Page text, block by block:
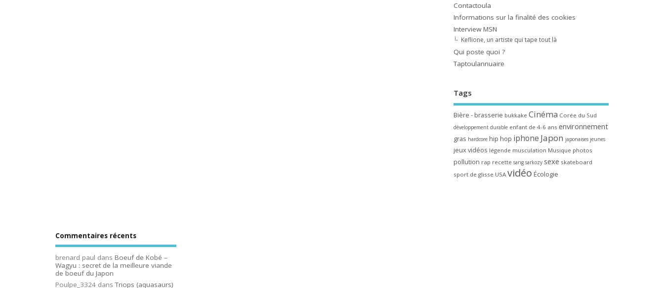
Contactoula
Informations sur la finalité des cookies
Interview MSN
Keflione, un artiste qui tape tout là
Qui poste quoi ?
Taptoulannuaire
Tags
Bière - brasserie bukkake Cinéma Corée du Sud
développement durable enfant de 4-6 ans environnement
gras hardcore hip hop iphone Japon japonaises jeunes
jeux vidéos légende musculation Musique photos
pollution rap recette sang sarkozy sexe skateboard
sport de glisse USA vidéo Écologie
Commentaires récents
brenard paul dans Boeuf de Kobé –
Wagyu : secret de la meilleure viande
de boeuf du Japon
Poulpe_3324 dansTriops (aquasaurs)